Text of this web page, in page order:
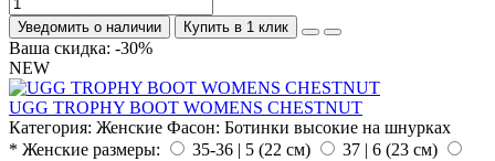
Уведомить о наличии Купить в 1 клик
Ваша скидка: -30%
NEW
UGG TROPHY BOOT WOMENS CHESTNUT
Категория: Женские Фасон: Ботинки высокие на шнурках
* Женские размеры:
35-36 | 5 (22 см)
37 | 6 (23 см)